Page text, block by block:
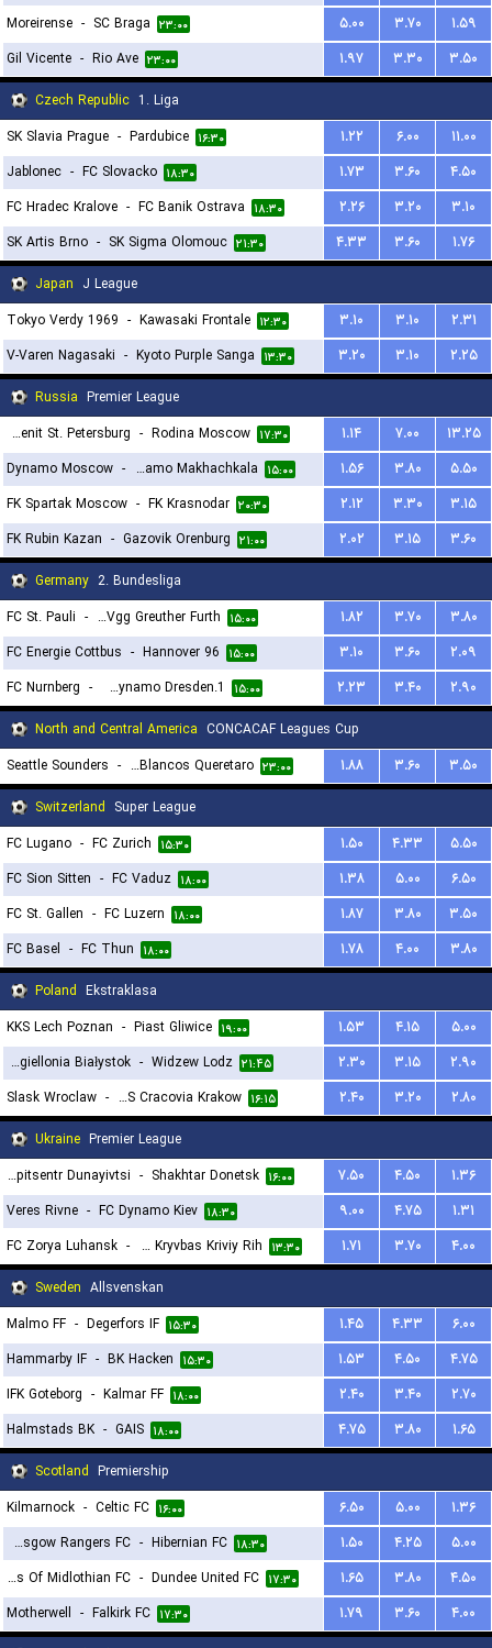
Moreirense - SC Braga ۲۳:۰۰ ۵.۰۰ ۳.۷۰
۱.۵۹
Gil Vicente - Rio Ave ۲۳:۰۰ ۱.۹۷ ۳.۳۰
۳.۵۰
Czech Republic 1. Liga
SK Slavia Prague - Pardubice ۱۶:۳۰ ۱.۲۲ ۶.۰۰
۱۱.۰۰
Jablonec - FC Slovacko ۱۸:۳۰ ۱.۷۳ ۳.۶۰
۴.۵۰
FC Hradec Kralove - FC Banik Ostrava ۱۸:۳۰ ۲.۲۶ ۳.۲۰
۳.۱۰
SK Artis Brno - SK Sigma Olomouc ۲۱:۳۰ ۴.۳۳ ۳.۶۰
۱.۷۶
Japan J League
Tokyo Verdy 1969 - Kawasaki Frontale ۱۲:۳۰ ۳.۱۰ ۳.۱۰
۲.۳۱
V-Varen Nagasaki - Kyoto Purple Sanga ۱۳:۳۰ ۳.۲۰ ۳.۱۰
۲.۲۵
Russia Premier League
FK Zenit St. Petersburg
- Rodina Moscow ۱۷:۳۰ ۱.۱۴ ۷.۰۰
۱۳.۲۵
Dynamo Moscow - FC Dynamo Makhachkala ۱۵:۰۰ ۱.۵۶ ۳.۸۰
۵.۵۰
FK Spartak Moscow - FK Krasnodar ۲۰:۳۰ ۲.۱۲ ۳.۳۰
۳.۱۵
FK Rubin Kazan - Gazovik Orenburg ۲۱:۰۰ ۲.۰۲ ۳.۱۵
۳.۶۰
Germany 2. Bundesliga
FC St. Pauli - SpVgg Greuther Furth ۱۵:۰۰ ۱.۸۲ ۳.۷۰
۳.۸۰
FC Energie Cottbus - Hannover 96 ۱۵:۰۰ ۳.۱۰ ۳.۶۰
۲.۰۹
FC Nurnberg - 1.FC Dynamo Dresden ۱۵:۰۰ ۲.۲۳ ۳.۴۰
۲.۹۰
North and Central America CONCACAF Leagues Cup
Seattle Sounders - Gallos Blancos Queretaro ۲۳:۰۰ ۱.۸۸ ۳.۶۰
۳.۵۰
Switzerland Super League
FC Lugano - FC Zurich ۱۵:۳۰ ۱.۵۰ ۴.۳۳
۵.۵۰
FC Sion Sitten - FC Vaduz ۱۸:۰۰ ۱.۳۸ ۵.۰۰
۶.۵۰
FC St. Gallen - FC Luzern ۱۸:۰۰ ۱.۸۷ ۳.۸۰
۳.۵۰
FC Basel - FC Thun ۱۸:۰۰ ۱.۷۸ ۴.۰۰
۳.۸۰
Poland Ekstraklasa
KKS Lech Poznan - Piast Gliwice ۱۹:۰۰ ۱.۵۳ ۴.۱۵
۵.۰۰
Jagiellonia Białystok
- Widzew Lodz ۲۱:۴۵ ۲.۳۰ ۳.۱۵
۲.۹۰
Slask Wroclaw - MKS Cracovia Krakow ۱۶:۱۵ ۲.۴۰ ۳.۲۰
۲.۸۰
Ukraine Premier League
FC Epitsentr Dunayivtsi
- Shakhtar Donetsk ۱۶:۰۰ ۷.۵۰ ۴.۵۰
۱.۳۶
Veres Rivne - FC Dynamo Kiev ۱۸:۳۰ ۹.۰۰ ۴.۷۵
۱.۳۱
FC Zorya Luhansk - FC Kryvbas Kriviy Rih ۱۳:۳۰ ۱.۷۱ ۳.۷۰
۴.۰۰
Sweden Allsvenskan
Malmo FF - Degerfors IF ۱۵:۳۰ ۱.۴۵ ۴.۳۳
۶.۰۰
Hammarby IF - BK Hacken ۱۵:۳۰ ۱.۵۳ ۴.۵۰
۴.۷۵
IFK Goteborg - Kalmar FF ۱۸:۰۰ ۲.۴۰ ۳.۴۰
۲.۷۰
Halmstads BK - GAIS ۱۸:۰۰ ۴.۷۵ ۳.۸۰
۱.۶۵
Scotland Premiership
Kilmarnock - Celtic FC ۱۶:۰۰ ۶.۵۰ ۵.۰۰
۱.۳۶
Glasgow Rangers FC
- Hibernian FC ۱۸:۳۰ ۱.۵۰ ۴.۲۵
۵.۰۰
Hearts Of Midlothian FC
- Dundee United FC ۱۷:۳۰ ۱.۶۵ ۳.۸۰
۴.۵۰
Motherwell - Falkirk FC ۱۷:۳۰ ۱.۷۹ ۳.۶۰
۴.۰۰